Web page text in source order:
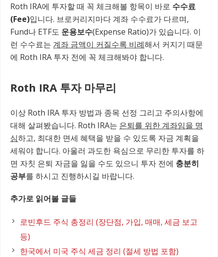
Roth IRA에 투자할 때 꼭 체크해볼 항목이 바로 수수료
(Fee)입니다. 브로커리지마다 계좌 수수료가 다르며,
Fund나 ETF도 운용보수(Expense Ratio)가 있습니다. 이
런 수수료는 계좌 금액이 커질수록 비례해서 커지기 때문
에 Roth IRA 투자 전에 꼭 체크해봐야 합니다.
Roth IRA 투자 마무리
이상 Roth IRA 투자 방법과 종목 선정 그리고 주의사항에
대해 살펴봤습니다. Roth IRA는 은퇴를 위한 계좌임을 명
심하고, 최대한 면세 혜택을 받을 수 있도록 자금 계획을
세워야 합니다. 아울러 과도한 욕심으로 무리한 투자를 하
면 자칫 은퇴 자금을 잃을 수도 있으니 투자 전에 충분히
공부를 하시고 진행하시길 바랍니다.
추가로 읽어볼 글들
로빈후드 주식 총정리 (장단점, 가입, 매매, 세금 보고
등)
한국에서 미국 주식 세금 정리 (절세 방법 포함)